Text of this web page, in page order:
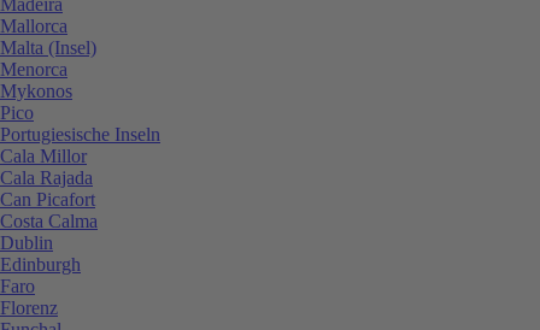
Mallorca
Malta (Insel)
Menorca
Mykonos
Pico
Portugiesische Inseln
Cala Millor
Cala Rajada
Can Picafort
Costa Calma
Dublin
Edinburgh
Faro
Florenz